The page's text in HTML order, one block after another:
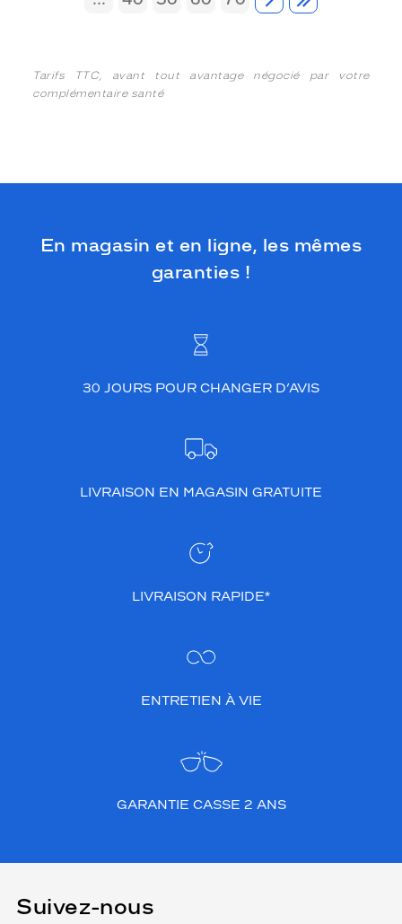
Tarifs TTC, avant tout avantage négocié par votre
complémentaire santé
En magasin et en ligne, les mêmes
garanties !
30 JOURS POUR CHANGER D’AVIS
LIVRAISON EN MAGASIN GRATUITE
LIVRAISON RAPIDE*
ENTRETIEN À VIE
GARANTIE CASSE 2 ANS
Suivez-nous